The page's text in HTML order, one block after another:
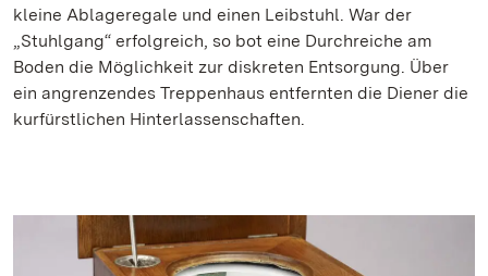
kleine Ablageregale und einen Leibstuhl. War der
„Stuhlgang“ erfolgreich, so bot eine Durchreiche am
Boden die Möglichkeit zur diskreten Entsorgung. Über
ein angrenzendes Treppenhaus entfernten die Diener die
kurfürstlichen Hinterlassenschaften.